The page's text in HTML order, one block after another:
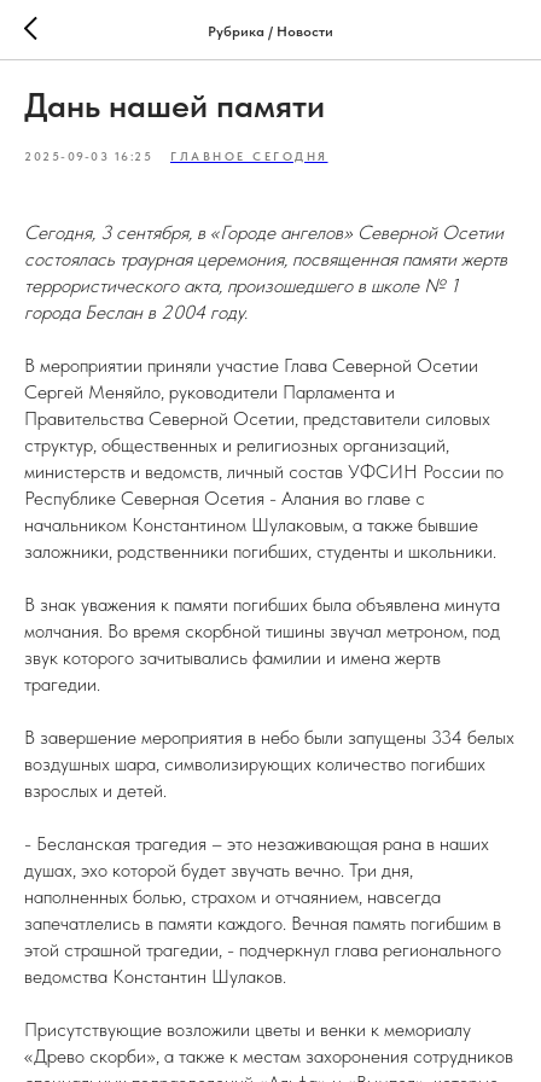
Рубрика / Новости
Дань нашей памяти
2025-09-03 16:25 ГЛАВНОЕ СЕГОДНЯ
Сегодня, 3 сентября, в «Городе ангелов» Северной Осетии
состоялась траурная церемония, посвященная памяти жертв
террористического акта, произошедшего в школе № 1
города Беслан в 2004 году.
В мероприятии приняли участие Глава Северной Осетии
Сергей Меняйло, руководители Парламента и
Правительства Северной Осетии, представители силовых
структур, общественных и религиозных организаций,
министерств и ведомств, личный состав УФСИН России по
Республике Северная Осетия - Алания во главе с
начальником Константином Шулаковым, а также бывшие
заложники, родственники погибших, студенты и школьники.
В знак уважения к памяти погибших была объявлена минута
молчания. Во время скорбной тишины звучал метроном, под
звук которого зачитывались фамилии и имена жертв
трагедии.
В завершение мероприятия в небо были запущены 334 белых
воздушных шара, символизирующих количество погибших
взрослых и детей.
- Бесланская трагедия – это незаживающая рана в наших
душах, эхо которой будет звучать вечно. Три дня,
наполненных болью, страхом и отчаянием, навсегда
запечатлелись в памяти каждого. Вечная память погибшим в
этой страшной трагедии, - подчеркнул глава регионального
ведомства Константин Шулаков.
Присутствующие возложили цветы и венки к мемориалу
«Древо скорби», а также к местам захоронения сотрудников